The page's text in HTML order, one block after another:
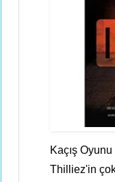
Kaçış
Thilliez'in çok